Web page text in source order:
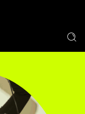
ESSEN & TRINKEN
BÜHNE & SCHAUSPIEL